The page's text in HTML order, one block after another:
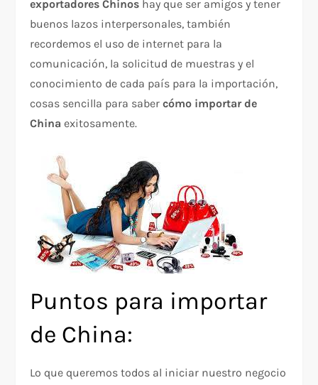
exportadores Chinos hay que ser amigos y tener
buenos lazos interpersonales, también
recordemos el uso de internet para la
comunicación, la solicitud de muestras y el
conocimiento de cada país para la importación,
cosas sencilla para sabercómo importar de
China exitosamente.
Puntos para importar
de China:
Lo que queremos todos al iniciar nuestro negocio